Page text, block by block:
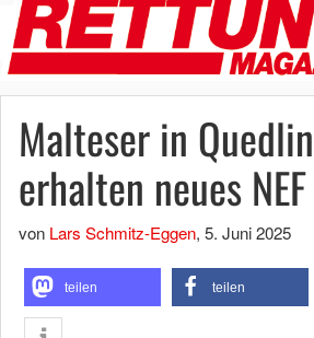
Malteser in
erhalten neues NEF
von Lars Schmitz-Eggen, 5. Juni 2025
teilen teilen